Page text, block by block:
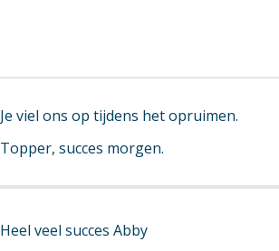
Je viel ons op tijdens het opruimen.
Topper, succes morgen.
Heel veel succes Abby